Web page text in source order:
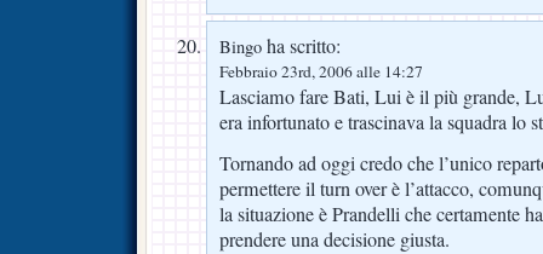
Bingo ha scritto:
Febbraio 23rd, 2006 alle 14:27
Lasciamo fare Bati, Lui è il più grande,
era infortunato e trascinava la squadra lo
Tornando ad oggi credo che l’unico
permettere il turn over è l’attacco,
la situazione è Prandelli che certamente
prendere una decisione giusta.